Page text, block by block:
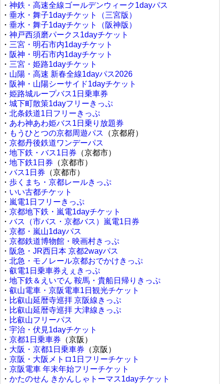
・ 神鉄・高速全線ゴールデンウィーク1dayパス
・ 垂水・舞子1dayチケット（三宮版）
・ 垂水・舞子1dayチケット（阪神版）
・ 神戸西須磨パークス1dayチケット
・ 三宮・明石市内1dayチケット
・ 阪神・明石市内1dayチケット
・ 三宮・姫路1dayチケット
・ 山陽・高速 新春全線1dayパス2026
・ 阪神・山陽シーサイド1dayチケット
・ 姫路城ループバス1日乗車券
・ 城下町散策1dayフリーきっぷ
・ 北条鉄道1日フリーきっぷ
・ あわ神あわ姫バス1日乗り放題券
・ もうひとつの京都周遊パス
（京都府）
・ 京都丹後鉄道ワンデーパス
・ 地下鉄・バス1日券 （京都市）
・ 地下鉄1日券 （京都市）
・ バス1日券 （京都市）
・ 歩くまち・京都レールきっぷ
・ いい古都チケット
・ 嵐電1日フリーきっぷ
・ 京都地下鉄・嵐電1dayチケット
・ バス（市バス・京都バス）嵐電1日券
・ 京都・嵐山1dayパス
・ 京都鉄道博物館・映画村きっぷ
・ 阪急・JR西日本 京都2wayパス
・ 北急・モノレール京都おでかけきっぷ
・ 叡電1日乗車券えぇきっぷ
・ 地下鉄＆えいでん 鞍馬・貴船日帰りきっぷ
・ 叡山電車・京阪電車1日観光チケット
・ 比叡山延暦寺巡拝 京阪線きっぷ
・ 比叡山延暦寺巡拝 大津線きっぷ
・ 比叡山フリーパス
・ 宇治・伏見1dayチケット
・ 京都1日乗車券 （京阪）
・ 大阪・京都1日乗車券 （京阪）
・ 京阪・大阪メトロ1日フリーチケット
・ 京阪電車 年末年始フリーチケット
・ かたのせん きかんしゃトーマス1dayチケット